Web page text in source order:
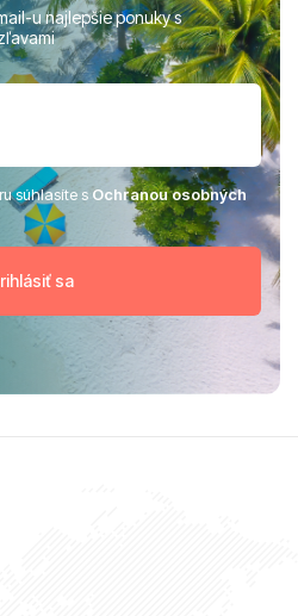
u najlepšie ponuky s
súhlasíte sOchranou osobných